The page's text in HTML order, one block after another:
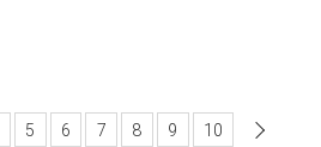
5 6 7 8 9 10